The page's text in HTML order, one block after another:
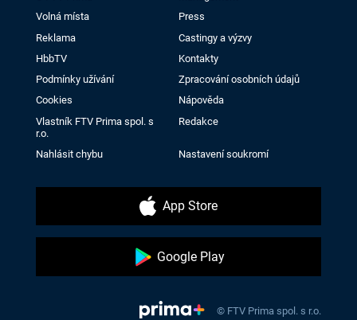
Volná místa
Press
Reklama
Castingy a výzvy
HbbTV
Kontakty
Podmínky užívání
Zpracování osobních údajů
Cookies
Nápověda
Vlastník FTV Prima spol. s
r.o.
Redakce
Nahlásit chybu Nastavení soukromí
App Store
Google Play
© FTV Prima spol. s r.o.